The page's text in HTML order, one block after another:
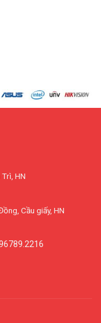
HN
Cầu giấy, HN